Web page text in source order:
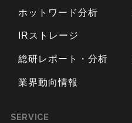
ホットワード分析
IRストレージ
総研レポート・分析
業界動向情報
SERVICE